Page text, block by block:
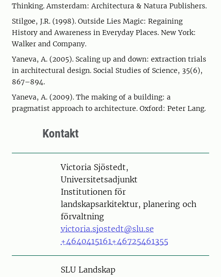
Thinking. Amsterdam: Architectura & Natura Publishers.
Stilgoe, J.R. (1998). Outside Lies Magic: Regaining
History and Awareness in Everyday Places. New York:
Walker and Company.
Yaneva, A. (2005). Scaling up and down: extraction trials
in architectural design. Social Studies of Science, 35(6),
867–894.
Yaneva, A. (2009). The making of a building: a
pragmatist approach to architecture. Oxford: Peter Lang.
Kontakt
PersonVictoria Sjöstedt,
Universitetsadjunkt
Institutionen för
landskapsarkitektur, planering och
förvaltning
victoria.sjostedt@slu.se
+4640415161+46725461355
SLU Landskap